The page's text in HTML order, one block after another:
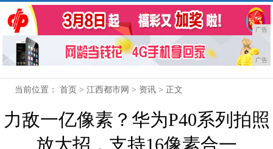
广告
广告
当前位置：首页 >江西都市网 > 资讯 > 正文
力敌一亿像素？华为P40系列拍照
放大招，支持16像素合一